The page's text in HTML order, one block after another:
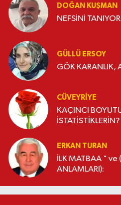
DOĞAN KUŞMAN
NEFSİNİ
GÜLLÜ ERSOY
GÖK KARANLIK,
CÜVEYRIYE
KAÇINCI BOYUTUNDASIN
İSTATİSTİKLERİN?
ERKAN TURAN
İLK MATBAA "
ANLAMLARI):